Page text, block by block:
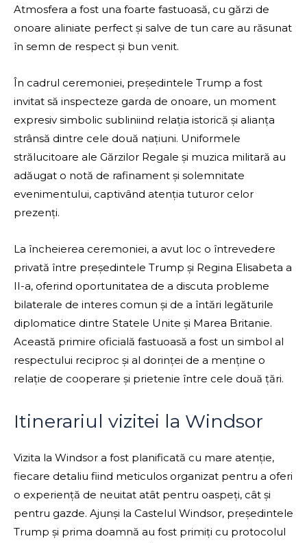
Atmosfera a fost una foarte fastuoasă, cu gărzi de
onoare aliniate perfect și salve de tun care au răsunat
în semn de respect și bun venit.
În cadrul ceremoniei, președintele Trump a fost
invitat să inspecteze garda de onoare, un moment
expresiv simbolic subliniind relația istorică și alianța
strânsă dintre cele două națiuni. Uniformele
strălucitoare ale Gărzilor Regale și muzica militară au
adăugat o notă de rafinament și solemnitate
evenimentului, captivând atenția tuturor celor
prezenți.
La încheierea ceremoniei, a avut loc o întrevedere
privată între președintele Trump și Regina Elisabeta a
II-a, oferind oportunitatea de a discuta probleme
bilaterale de interes comun și de a întări legăturile
diplomatice dintre Statele Unite și Marea Britanie.
Această primire oficială fastuoasă a fost un simbol al
respectului reciproc și al dorinței de a menține o
relație de cooperare și prietenie între cele două țări.
Itinerariul vizitei la Windsor
Vizita la Windsor a fost planificată cu mare atenție,
fiecare detaliu fiind meticulos organizat pentru a oferi
o experiență de neuitat atât pentru oaspeți, cât și
pentru gazde. Ajunși la Castelul Windsor, președintele
Trump și prima doamnă au fost primiți cu protocolul